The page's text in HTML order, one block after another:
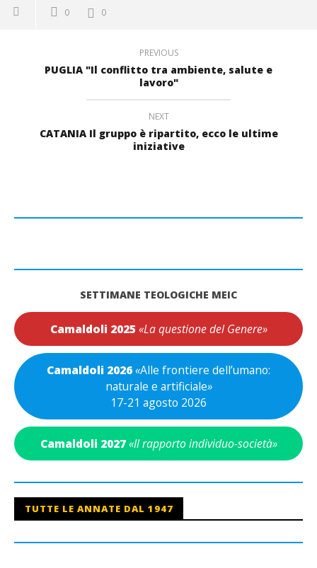
0 0
PREVIOUS
PUGLIA "Il conflitto tra ambiente, salute e
lavoro"
NEXT
CATANIA Il gruppo è ripartito, ecco le ultime
iniziative
SETTIMANE TEOLOGICHE MEIC
Camaldoli 2025 «La questione del Genere»
Camaldoli 2026«Alle frontiere dell’umano:
naturale e artificiale»
17-21 agosto 2026
Camaldoli 2027 «Il rapporto individuo-società»
TUTTE LE ANNATE DAL 1947